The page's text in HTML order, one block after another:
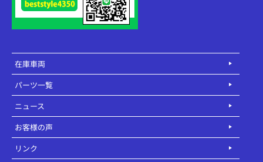
在庫車両
パーツ一覧
ニュース
お客様の声
リンク